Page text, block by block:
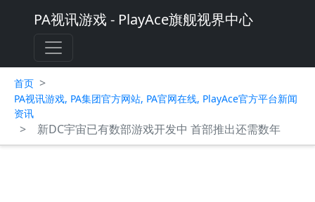
PA视讯游戏 - PlayAce旗舰视界中心
首页 >
PA视讯游戏, PA集团官方网站, PA官网在线, PlayAce官方平台新闻
资讯
> 新DC宇宙已有数部游戏开发中 首部推出还需数年